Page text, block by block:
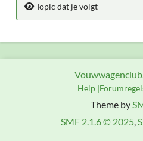
Topic dat je volgt
Theme by
SMF 2.1.6 © 2025,
Help